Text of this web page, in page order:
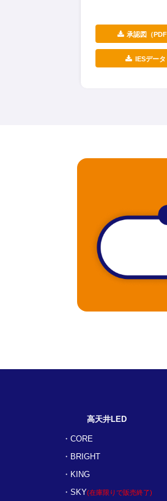
承認図（PDF
IESデータ
高天井LED
CORE
BRIGHT
KING
SKY(在庫限りで販売終了)